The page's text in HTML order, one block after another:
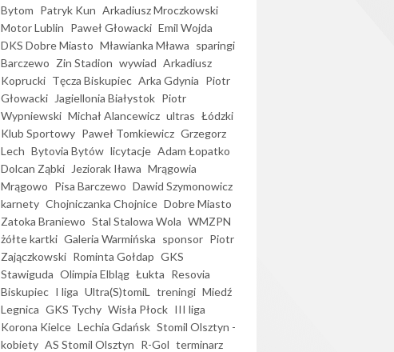
Bytom Patryk Kun Arkadiusz Mroczkowski
Motor Lublin Paweł Głowacki Emil Wojda
DKS Dobre Miasto Mławianka Mława sparingi
Barczewo Zin Stadion wywiad Arkadiusz
Koprucki Tęcza Biskupiec Arka Gdynia Piotr
Głowacki
Jagiellonia Białystok Piotr
Wypniewski Michał Alancewicz ultras Łódzki
Klub Sportowy Paweł Tomkiewicz Grzegorz
Lech Bytovia Bytów licytacje Adam Łopatko
Dolcan Ząbki
Jeziorak Iława Mrągowia
Mrągowo Pisa Barczewo Dawid Szymonowicz
karnety Chojniczanka Chojnice Dobre Miasto
Zatoka Braniewo Stal Stalowa Wola WMZPN
żółte kartki Galeria Warmińska sponsor Piotr
Zajączkowski Rominta Gołdap GKS
Stawiguda Olimpia Elbląg Łukta Resovia
Biskupiec I liga Ultra(S)tomiL treningi Miedź
Legnica GKS Tychy Wisła Płock III liga
Korona Kielce Lechia Gdańsk Stomil Olsztyn -
kobiety AS Stomil Olsztyn R-Gol terminarz